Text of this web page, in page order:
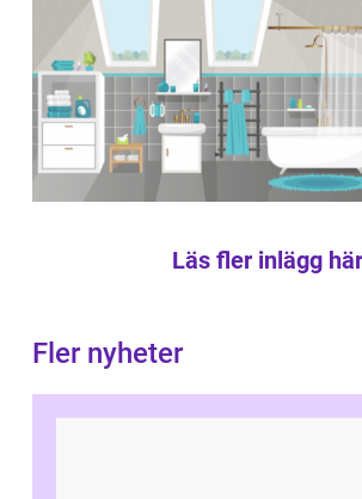
Läs fler inlägg här
Fler nyheter